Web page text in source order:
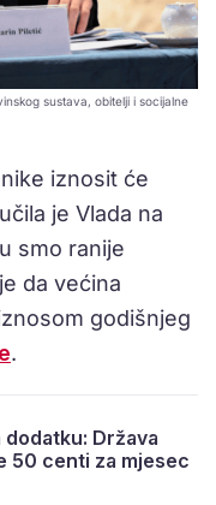
sustava, obitelji i socijalne
iznosit će
je Vlada na
smo ranije
da većina
godišnjeg
.
Država
50 centi za mjesec